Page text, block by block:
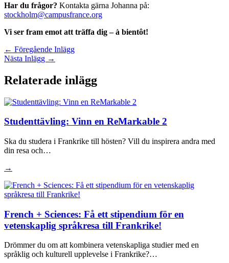
Har du frågor? Kontakta gärna Johanna på:
stockholm@campusfrance.org
Vi ser fram emot att träffa dig – à bientôt!
← Föregående Inlägg
Nästa Inlägg →
Relaterade inlägg
Studenttävling: Vinn en ReMarkable 2
Ska du studera i Frankrike till hösten? Vill du inspirera andra med
din resa och…
→
French + Sciences: Få ett stipendium för en
vetenskaplig språkresa till Frankrike!
Drömmer du om att kombinera vetenskapliga studier med en
språklig och kulturell upplevelse i Frankrike?…